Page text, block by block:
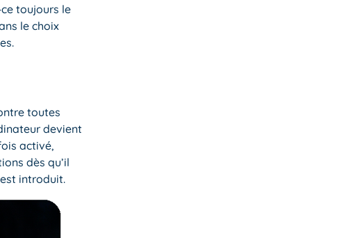
toujours le
le choix
toutes
devient
activé,
dès qu’il
introduit.